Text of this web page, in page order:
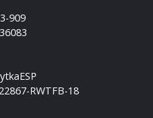
909
RWTFB-18